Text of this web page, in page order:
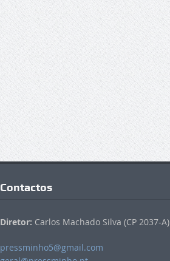
Contactos
Diretor: Carlos Machado Silva (CP 2037-A)
pressminho5@gmail.com